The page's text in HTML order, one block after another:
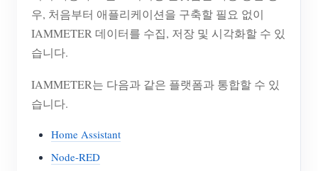
우, 처음부터 애플리케이션을 구축할 필요 없이
IAMMETER 데이터를 수집, 저장 및 시각화할 수 있
습니다.
IAMMETER는 다음과 같은 플랫폼과 통합할 수 있
습니다.
Home Assistant
Node-RED